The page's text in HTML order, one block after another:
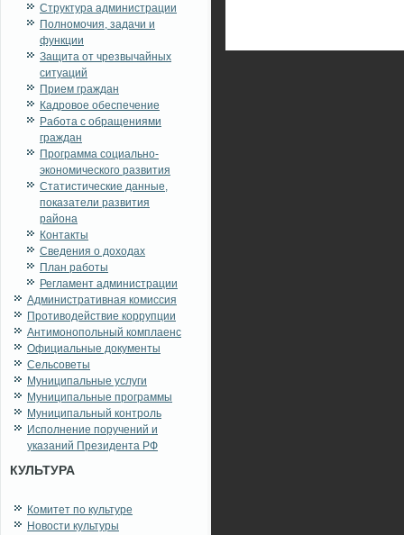
Структура администрации
Полномочия, задачи и
функции
Защита от чрезвычайных
ситуаций
Прием граждан
Кадровое обеспечение
Работа с обращениями
граждан
Программа социально-
экономического развития
Статистические данные,
показатели развития
района
Контакты
Сведения о доходах
План работы
Регламент администрации
Административная комиссия
Противодействие коррупции
Антимонопольный комплаенс
Официальные документы
Сельсоветы
Муниципальные услуги
Муниципальные программы
Муниципальный контроль
Исполнение поручений и
указаний Президента РФ
КУЛЬТУРА
Комитет по культуре
Новости культуры